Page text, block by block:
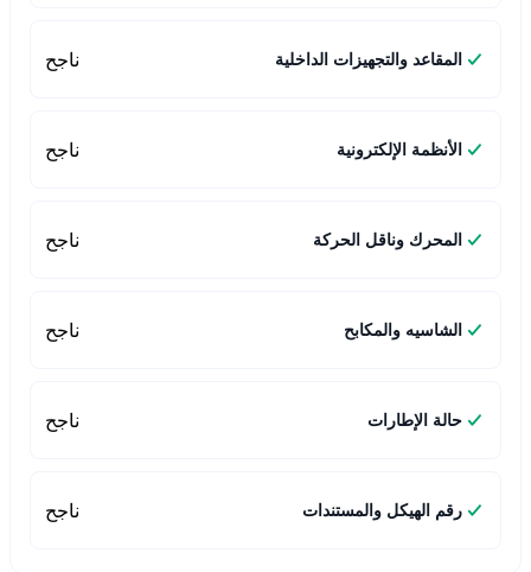
المقاعد والتجهيزات الداخلية ناجح
الأنظمة الإلكترونية ناجح
المحرك وناقل الحركة ناجح
الشاسيه والمكابح ناجح
حالة الإطارات ناجح
رقم الهيكل والمستندات ناجح